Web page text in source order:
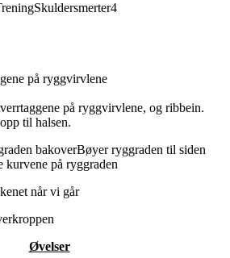
på ryggvirvlene
på ryggvirvlene, og ribbein.
til halsen.
bakoverBøyer ryggraden til siden
kurvene på ryggraden
når vi går
Øvelser